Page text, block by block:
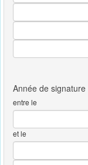
entre le
et le